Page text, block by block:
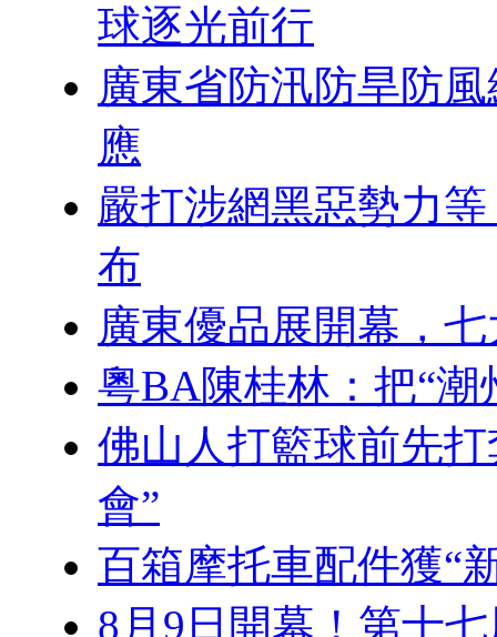
球逐光前行
廣東省防汛防旱防
應
嚴打涉網黑惡勢力
布
廣東優品展開幕，
粵BA陳桂林：把“潮
佛山人打籃球前先
會”
百箱摩托車配件獲“
8月9日開幕！第十